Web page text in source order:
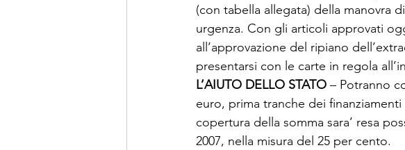
(con tabella allegata) della manovra
urgenza. Con gli articoli approvati
all’approvazione del ripiano
presentarsi con le carte in regola
L’AIUTO DELLO STATO – Potranno
euro, prima tranche dei
copertura della somma sara’ resa
2007, nella misura del 25 per cento.